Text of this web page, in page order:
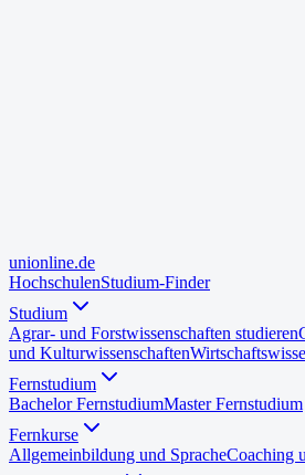
unionline.de
HochschulenStudium-Finder
Studium
Agrar- und Forstwissenschaften studieren
und Kulturwissenschaften
Fernstudium
Bachelor FernstudiumMaster Fernstudium
Fernkurse
Allgemeinbildung und SpracheCoaching